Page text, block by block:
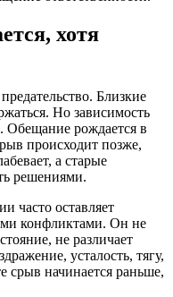
хотя
Близкие
Но зависимость
Обещание рождается в
происходит позже,
а старые
решениями.
часто оставляет
конфликтами. Он не
не различает
усталость, тягу,
срыв начинается раньше,